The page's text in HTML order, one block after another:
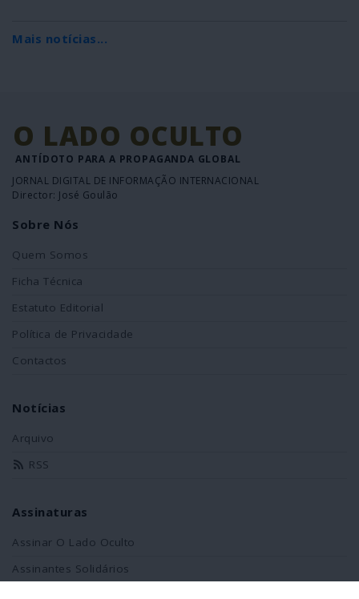
Mais notícias...
O LADO OCULTO
ANTÍDOTO PARA A PROPAGANDA GLOBAL
JORNAL DIGITAL DE INFORMAÇÃO INTERNACIONAL
Director: José Goulão
Sobre Nós
Quem Somos
Ficha Técnica
Estatuto Editorial
Política de Privacidade
Contactos
Notícias
Arquivo
RSS
Assinaturas
Assinar O Lado Oculto
Assinantes Solidários